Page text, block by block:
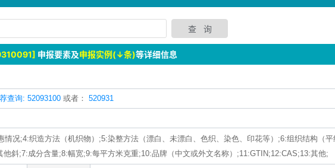
申报要素及申报实例(↓条)等详细信息
查询: 52093100 或者： 520931
情况;4:织造方法（机织物）;5:染整方法（漂白、未漂白、色织、染色、印花等）;6:组织结构（
他斜;7:成分含量;8:幅宽;9:每平方米克重;10:品牌（中文或外文名称）;11:GTIN;12:CAS;13:其他;